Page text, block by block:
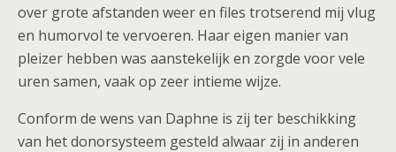
over grote afstanden weer en files trotserend mij vlug
en humorvol te vervoeren. Haar eigen manier van
pleizer hebben was aanstekelijk en zorgde voor vele
uren samen, vaak op zeer intieme wijze.
Conform de wens van Daphne is zij ter beschikking
van het donorsysteem gesteld alwaar zij in anderen